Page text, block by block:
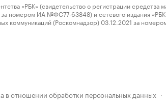
«РБК» (свидетельство о регистрации средства
номером ИА №ФС77-63848) и сетевого издания
коммуникаций (Роскомнадзор) 03.12.2021 за
в отношении обработки персональных данных ·